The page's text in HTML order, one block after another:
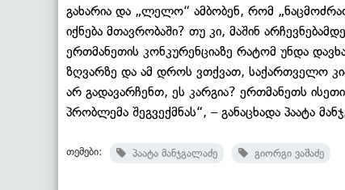
გახარია და „ლელო“ ამბობენ, რომ
იქნება მთავრობაში? თუ კი, მაშინ
ერთმანეთის კონკურენციაზე რატომ უნდა
ზღვარზე და ამ დროს ვთქვათ, საქართველო
არ გადავარჩენთ, ეს კარგია? ერთმანეთს
პრობლემა შეგვექმნას“, – განაცხადა პაატა
თემები: პაატა მანჯგალაძე გიორგი ვაშაძე